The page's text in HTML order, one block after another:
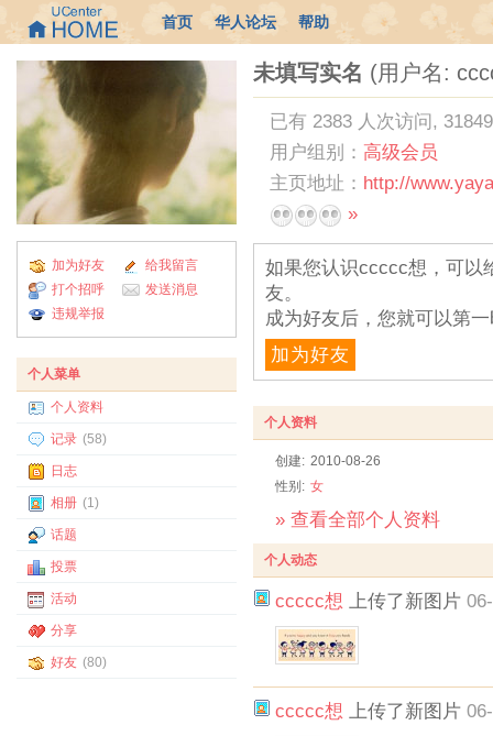
首页 华人论坛 帮助
加为好友
给我留言
打个招呼
发送消息
违规举报
个人菜单
个人资料
记录 (58)
日志
相册 (1)
话题
投票
活动
分享
好友 (80)
未填写实名 (用户名:
已有 2383 人次访问,
用户组别： 高级会员
主页地址： http://
»
如果您认识ccccc想，可以
友。
成为好友后，您就可以第
加为好友
个人资料
创建: 2010-08-26
性别: 女
» 查看全部个人资料
个人动态
ccccc想 上传了新图片
ccccc想 上传了新图片